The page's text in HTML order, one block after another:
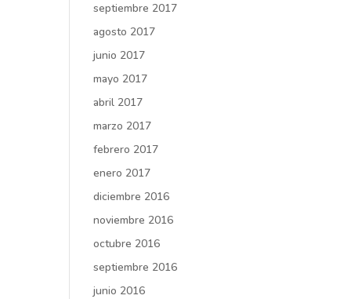
septiembre 2017
agosto 2017
junio 2017
mayo 2017
abril 2017
marzo 2017
febrero 2017
enero 2017
diciembre 2016
noviembre 2016
octubre 2016
septiembre 2016
junio 2016